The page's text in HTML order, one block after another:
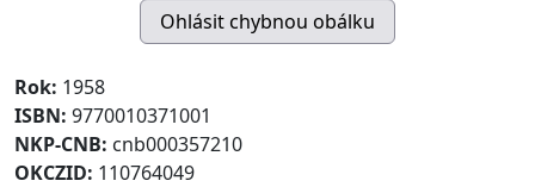
Rok: 1958
ISBN: 9770010371001
NKP-CNB: cnb000357210
OKCZID: 110764049